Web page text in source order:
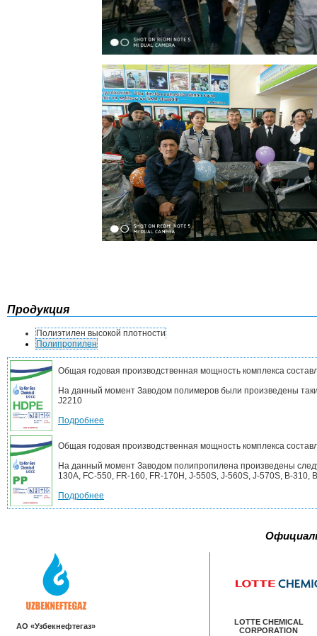
Продукция
Полиэтилен высокой плотности
Полипропилен
Общая годовая производственная мощность комплекса
На данный момент Заводом полимеров были произведены
J2210
Подробнее
Общая годовая производственная мощность комплекса
На данный момент Заводом полипропилена произведены
130A, FC-550, FR-160, FR-170H, J-550S, J-560S, J-570S, B-
Подробнее
AO «Узбекнефтегаз»
LOTTE CHEMICAL
CORPORATION